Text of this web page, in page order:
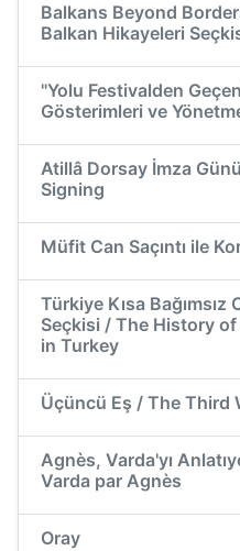
Balkans Beyond
Balkan Hikayeleri
"Yolu Festivalden
Gösterimleri ve
Atillâ Dorsay İmza
Signing
Müfit Can Saçıntı ile
Türkiye Kısa Bağımsız
Seçkisi / The History
in Turkey
Üçüncü Eş / The Third
Agnès, Varda'yı
Varda par Agnès
Oray